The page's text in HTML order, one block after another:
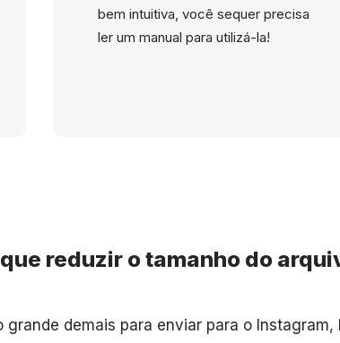
bem intuitiva, você sequer precisa
ler um manual para utilizá-la!
reduzir o tamanho do
demais para enviar para o Instagram,